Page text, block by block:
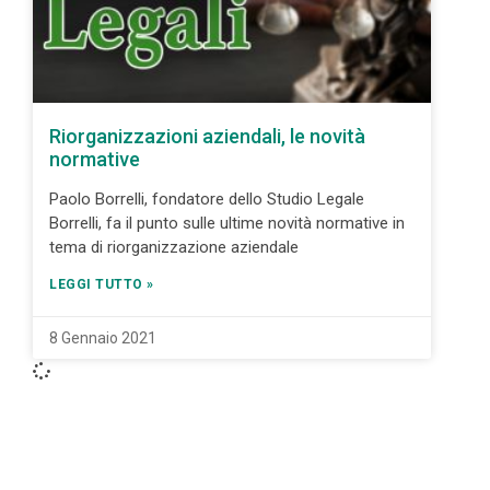
Riorganizzazioni aziendali, le novità
normative
Paolo Borrelli, fondatore dello Studio Legale
Borrelli, fa il punto sulle ultime novità normative in
tema di riorganizzazione aziendale
LEGGI TUTTO »
8 Gennaio 2021